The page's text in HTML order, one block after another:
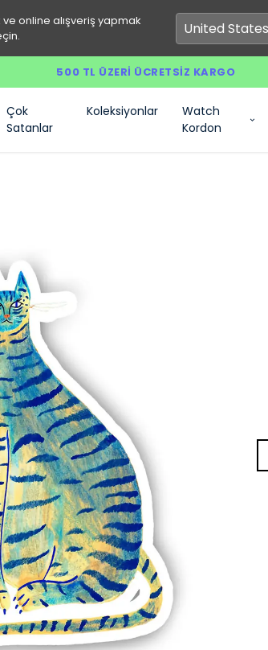
online alışveriş yapmak
500 TL ÜZERI ÜCRETSIZ KARGO
Çok
Satanlar
Koleksiyonlar
Watch
Kordon